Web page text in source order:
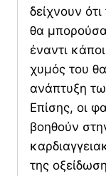
δείχνουν
θα
έναντι
χυμός του
ανάπτυξη
Επίσης, οι
βοηθούν
της